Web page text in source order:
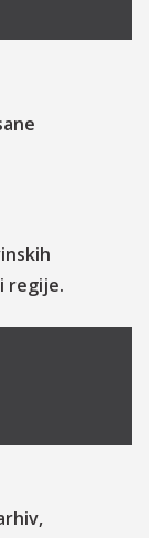
regije.